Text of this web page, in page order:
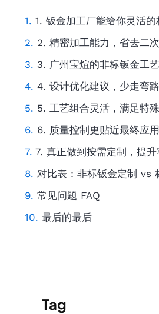
1. 钣金加工厂能给你灵活的
2. 精密加工能力，省去二
3. 广州宝煊的非标钣金工艺更
4. 设计优化建议，少走弯路
5. 工艺组合灵活，满足特
6. 质量控制更贴近最终应用
7. 真正做到按需定制，提升
对比表：非标钣金定制 vs
常见问题 FAQ
最后的最后
Tag